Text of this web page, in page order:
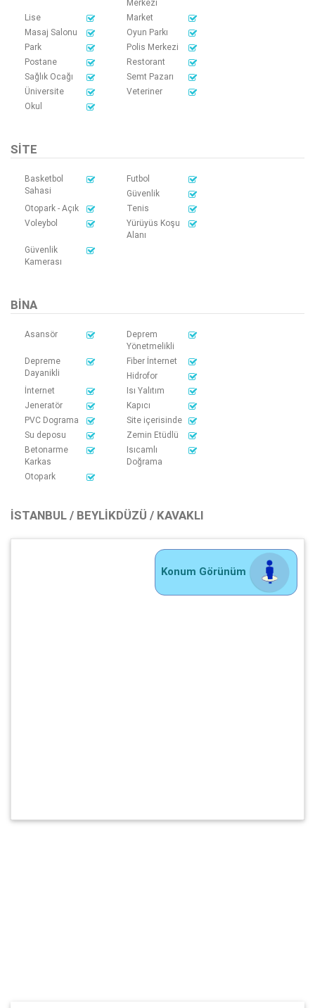
Merkezi
Lise
Market
Masaj Salonu
Oyun Parkı
Park
Polis Merkezi
Postane
Restorant
Sağlık Ocağı
Semt Pazarı
Üniversite
Veteriner
Okul
SITE
Basketbol
Sahasi
Futbol
Güvenlik
Otopark - Açık
Tenis
Voleybol
Yürüyüs Koşu
Alanı
Güvenlik
Kamerası
BINA
Asansör
Deprem
Yönetmelikli
Depreme
Dayanikli
Fiber İnternet
Hidrofor
İnternet
Isı Yalıtım
Jeneratör
Kapıcı
PVC Dograma
Site içerisinde
Su deposu
Zemin Etüdlü
Betonarme
Karkas
Isıcamlı
Doğrama
Otopark
İSTANBUL / BEYLIKDÜZÜ / KAVAKLI
Konum Görünüm